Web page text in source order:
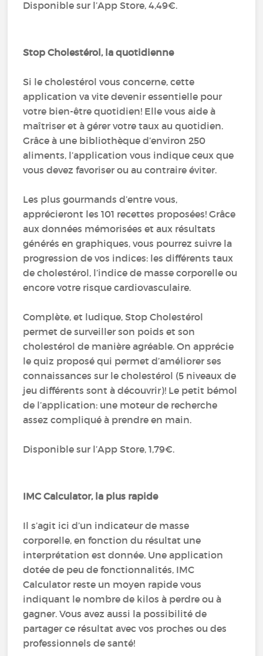
Disponible sur l’App Store, 4,49€.
Stop Cholestérol, la quotidienne
Si le cholestérol vous concerne, cette
application va vite devenir essentielle pour
votre bien-être quotidien! Elle vous aide à
maîtriser et à gérer votre taux au quotidien.
Grâce à une bibliothèque d’environ 250
aliments, l’application vous indique ceux que
vous devez favoriser ou au contraire éviter.
Les plus gourmands d’entre vous,
apprécieront les 101 recettes proposées! Grâce
aux données mémorisées et aux résultats
générés en graphiques, vous pourrez suivre la
progression de vos indices: les différents taux
de cholestérol, l’indice de masse corporelle ou
encore votre risque cardiovasculaire.
Complète, et ludique, Stop Cholestérol
permet de surveiller son poids et son
cholestérol de manière agréable. On apprécie
le quiz proposé qui permet d’améliorer ses
connaissances sur le cholestérol (5 niveaux de
jeu différents sont à découvrir)! Le petit bémol
de l’application: une moteur de recherche
assez compliqué à prendre en main.
Disponible sur l’App Store, 1,79€.
IMC Calculator, la plus rapide
Il s’agit ici d’un indicateur de masse
corporelle, en fonction du résultat une
interprétation est donnée. Une application
dotée de peu de fonctionnalités, IMC
Calculator reste un moyen rapide vous
indiquant le nombre de kilos à perdre ou à
gagner. Vous avez aussi la possibilité de
partager ce résultat avec vos proches ou des
professionnels de santé!